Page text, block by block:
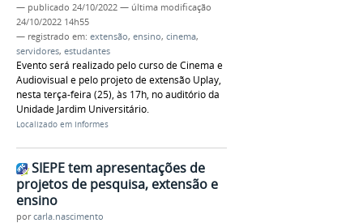
— publicado 24/10/2022 — última modificação
24/10/2022 14h55
— registrado em: extensão, ensino, cinema,
servidores, estudantes
Evento será realizado pelo curso de Cinema e
Audiovisual e pelo projeto de extensão Uplay,
nesta terça-feira (25), às 17h, no auditório da
Unidade Jardim Universitário.
Localizado em Informes
SIEPE tem apresentações de
projetos de pesquisa, extensão e
ensino
porcarla.nascimento